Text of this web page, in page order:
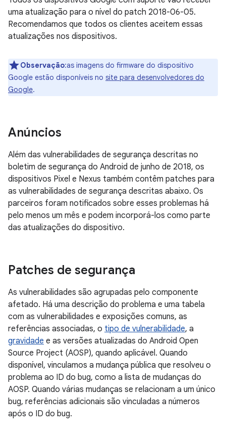
uma atualização para o nível do patch 2018-06-05.
Recomendamos que todos os clientes aceitem essas
atualizações nos dispositivos.
Observação:as imagens do firmware do dispositivo
Google estão disponíveis no site para desenvolvedores do
Google.
Anúncios
Além das vulnerabilidades de segurança descritas no
boletim de segurança do Android de junho de 2018, os
dispositivos Pixel e Nexus também contêm patches para
as vulnerabilidades de segurança descritas abaixo. Os
parceiros foram notificados sobre esses problemas há
pelo menos um mês e podem incorporá-los como parte
das atualizações do dispositivo.
Patches de segurança
As vulnerabilidades são agrupadas pelo componente
afetado. Há uma descrição do problema e uma tabela
com as vulnerabilidades e exposições comuns, as
referências associadas, o tipo de vulnerabilidade, a
gravidade e as versões atualizadas do Android Open
Source Project (AOSP), quando aplicável. Quando
disponível, vinculamos a mudança pública que resolveu o
problema ao ID do bug, como a lista de mudanças do
AOSP. Quando várias mudanças se relacionam a um único
bug, referências adicionais são vinculadas a números
após o ID do bug.